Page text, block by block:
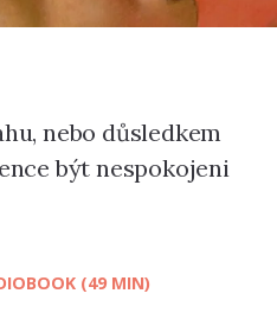
nebo důsledkem
být nespokojeni
(49 MIN)